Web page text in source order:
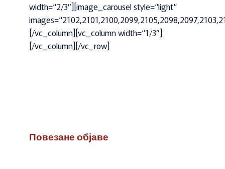
width=“2/3″][image_carousel style=“light“
[/vc_column][vc_column width=“1/3″]
[/vc_column][/vc_row]
Повезане објаве